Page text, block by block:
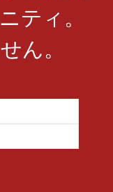
ティ。
ん。